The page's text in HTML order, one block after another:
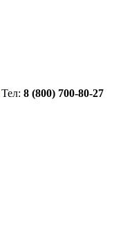
Тел: 8 (800) 700-80-27